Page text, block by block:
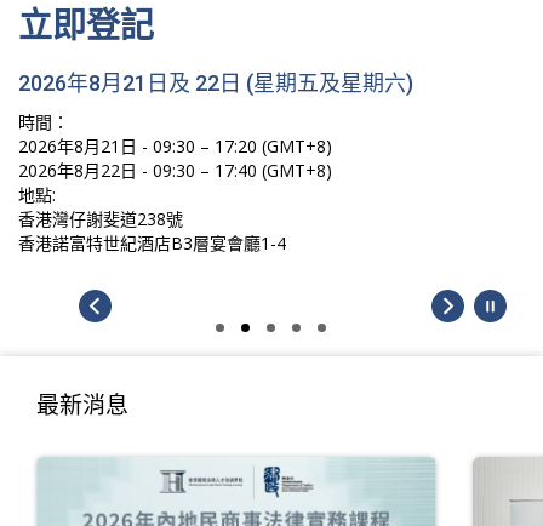
立即登記
2026年8月21日及 22日 (星期五及星期六)
時間：
2026年8月21日 - 09:30 – 17:20 (GMT+8)
2026年8月22日 - 09:30 – 17:40 (GMT+8)
地點:
香港灣仔謝斐道238號
香港諾富特世紀酒店B3層宴會廳1-4
最新消息